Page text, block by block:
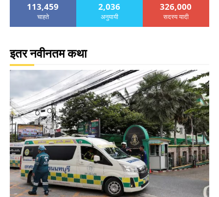
113,459
चाहते
2,036
अनुयायी
326,000
सदस्य यादी
इतर नवीनतम कथा